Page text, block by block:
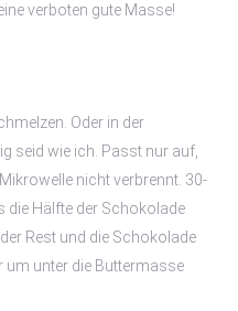
verboten gute Masse!
Oder in der
seid wie ich. Passt nur auf,
nicht verbrennt. 30-
die Hälfte der Schokolade
Rest und die Schokolade
um unter die Buttermasse